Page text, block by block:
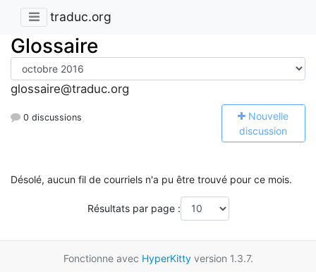
traduc.org
Glossaire
glossaire@traduc.org
0 discussions Nouvelle
discussion
Désolé, aucun fil de courriels n'a pu être trouvé pour ce mois.
Résultats par page :
Fonctionne avec HyperKittyversion 1.3.7.